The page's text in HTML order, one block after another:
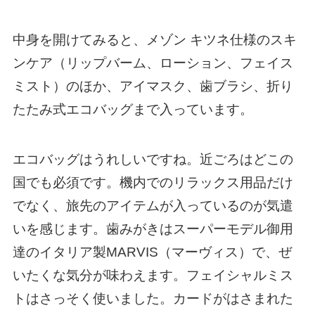
中身を開けてみると、メゾン キツネ仕様のスキ
ンケア（リップバーム、ローション、フェイス
ミスト）のほか、アイマスク、歯ブラシ、折り
たたみ式エコバッグまで入っています。
エコバッグはうれしいですね。近ごろはどこの
国でも必須です。機内でのリラックス用品だけ
でなく、旅先のアイテムが入っているのが気遣
いを感じます。歯みがきはスーパーモデル御用
達のイタリア製MARVIS（マーヴィス）で、ぜ
いたくな気分が味わえます。フェイシャルミス
トはさっそく使いました。カードがはさまれた